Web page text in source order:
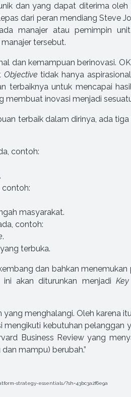
dan yang dapat diterima
dari peran mendiang Steve
manajer atau pemimpin
tersebut.
dan kemampuan berinovasi.
Objectivetidak hanya
terbaiknya untuk mencapai
membuat inovasi menjadi
terbaik dalam dirinya, ada
contoh:
contoh:
masyarakat.
contoh:
.
terbuka.
dan bahkan
ini akan diturunkan menjadi
menghalangi. Oleh karena
kebutuhan pelanggan
Business Review yang
mampu) berubah.”
strategy-essentials/?sh=43bc3a2f6e9a